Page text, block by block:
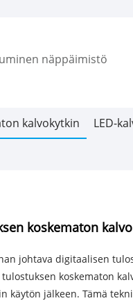
näppäimistö
kalvokytkin LED-
koskematon
johtava digitaalisen
koskematon
käytön jälkeen. Tämä